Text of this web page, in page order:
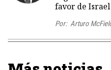
favor de Israel
Por: Arturo